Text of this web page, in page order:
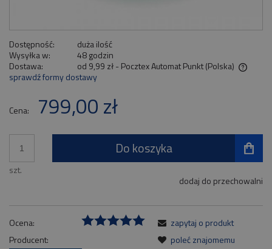
Dostępność:
duża ilość
Wysyłka w:
48 godzin
Dostawa:
od 9,99 zł - Pocztex Automat Punkt (Polska)
Cena nie zawiera ewentualnych kosztów płatności
sprawdź formy dostawy
Cena: 799,00 zł
szt.
Do koszyka
dodaj do przechowalni
Ocena:
Producent:
zapytaj o produkt
poleć znajomemu